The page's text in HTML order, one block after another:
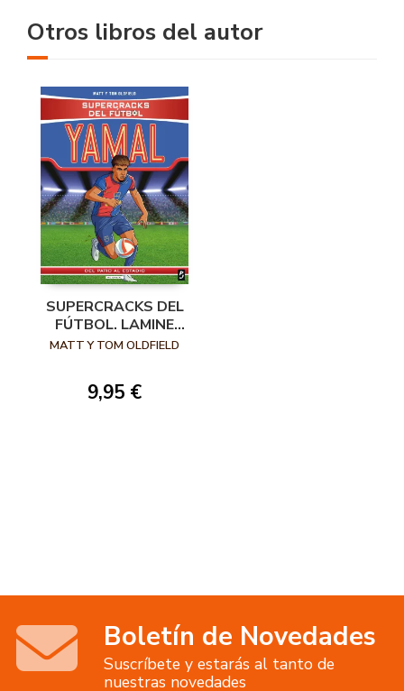
Otros libros del autor
SUPERCRACKS DEL
FÚTBOL. LAMINE
YAMAL
MATT Y TOM OLDFIELD
9,95 €
Boletín de Novedades
Suscríbete y estarás al tanto de
nuestras novedades